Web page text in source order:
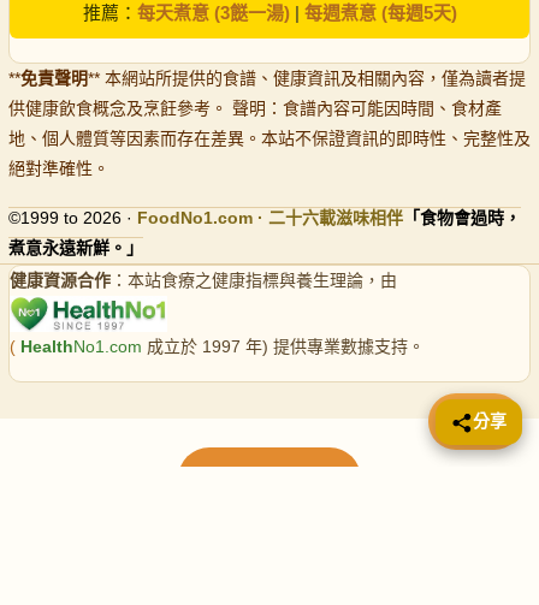
推薦： 每天煮意 (3餸一湯)| 每週煮意 (每週5天)
**免責聲明** 本網站所提供的食譜、健康資訊及相關內容，僅為讀者提
供健康飲食概念及烹飪參考。 聲明：食譜內容可能因時間、食材產
地、個人體質等因素而存在差異。本站不保證資訊的即時性、完整性及
絕對準確性。
©1999 to 2026 · FoodNo1.com · 二十六載滋味相伴 「食物會過時，
煮意永遠新鮮。」
健康資源合作 ：本站食療之健康指標與養生理論，由
( HealthNo1.com 成立於 1997 年) 提供專業數據支持。
📤 分享
分享